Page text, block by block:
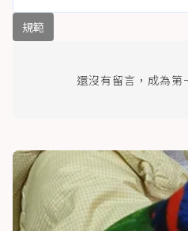
規範
還沒有留言，成為第